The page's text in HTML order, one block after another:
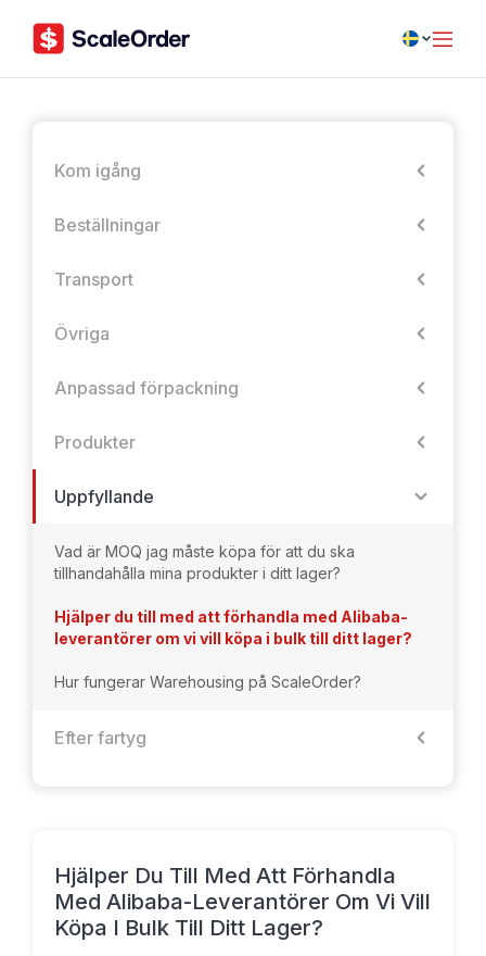
Kom igång
Beställningar
Transport
Övriga
Anpassad förpackning
Produkter
Uppfyllande
Vad är MOQ jag måste köpa för att du ska
tillhandahålla mina produkter i ditt lager?
Hjälper du till med att förhandla med Alibaba-
leverantörer om vi vill köpa i bulk till ditt lager?
Hur fungerar Warehousing på ScaleOrder?
Efter fartyg
Hjälper Du Till Med Att Förhandla
Med Alibaba-Leverantörer Om Vi Vill
Köpa I Bulk Till Ditt Lager?